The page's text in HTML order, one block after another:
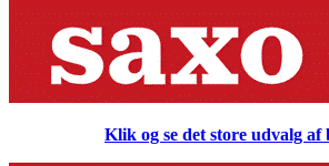
Klik og se det store udvalg af